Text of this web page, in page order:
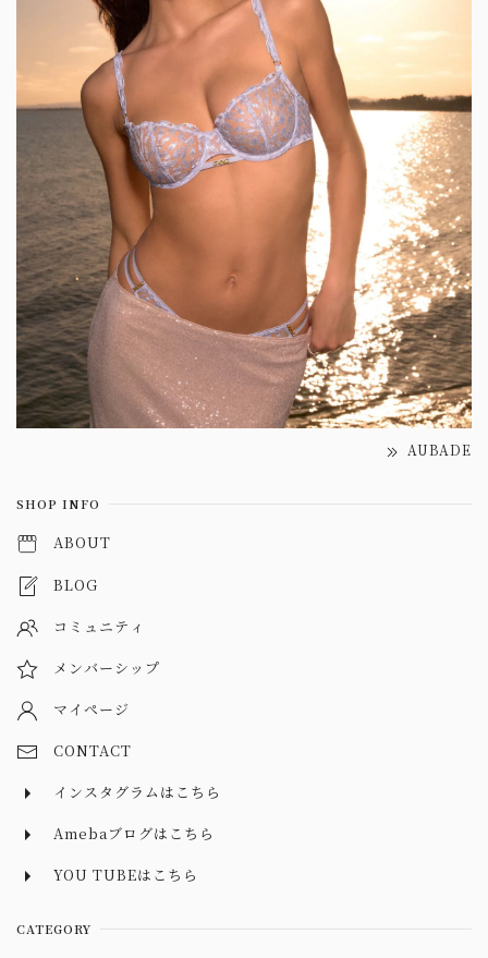
AUBADE
SHOP INFO
ABOUT
BLOG
コミュニティ
メンバーシップ
マイページ
CONTACT
インスタグラムはこちら
Amebaブログはこちら
YOU TUBEはこちら
CATEGORY